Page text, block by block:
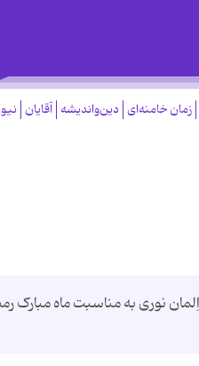
زمان خامنه‌ای دین‌واندیشه آقایان